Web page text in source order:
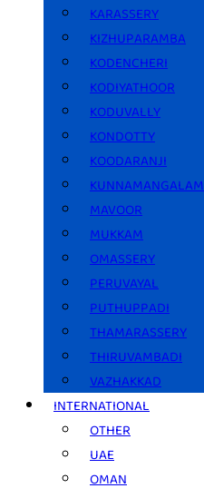
KARASSERY
KIZHUPARAMBA
KODENCHERI
KODIYATHOOR
KODUVALLY
KONDOTTY
KOODARANJI
KUNNAMANGALAM
MAVOOR
MUKKAM
OMASSERY
PERUVAYAL
PUTHUPPADI
THAMARASSERY
THIRUVAMBADI
VAZHAKKAD
INTERNATIONAL
OTHER
UAE
OMAN